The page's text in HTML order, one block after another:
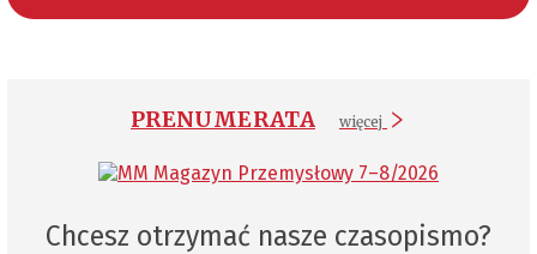
PRENUMERATA więcej
Chcesz otrzymać nasze czasopismo?